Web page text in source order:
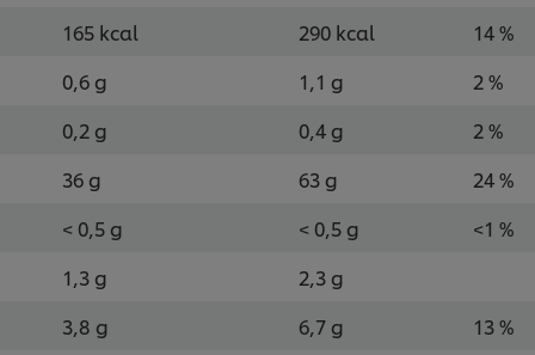
165 kcal
290 kcal
14 %
0,6 g
1,1 g
2 %
0,2 g
0,4 g
2 %
36 g
63 g
24 %
< 0,5 g
< 0,5 g
<1 %
1,3 g
2,3 g
3,8 g
6,7 g
13 %